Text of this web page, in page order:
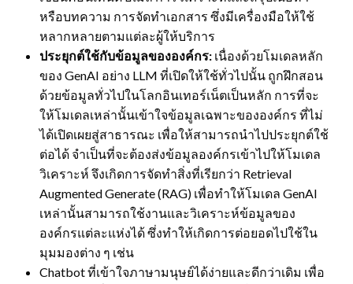
หรือบทความ การจัดทำเอกสาร ซึ่งมีเครื่องมือให้ใช้
หลากหลายตามแต่ละผู้ให้บริการ
ประยุกต์ใช้กับข้อมูลขององค์กร: เนื่องด้วยโมเดลหลัก
ของ GenAI อย่าง LLM ที่เปิดให้ใช้ทั่วไปนั้น ถูกฝึกสอน
ด้วยข้อมูลทั่วไปในโลกอินเทอร์เน็ตเป็นหลัก การที่จะ
ให้โมเดลเหล่านั้นเข้าใจข้อมูลเฉพาะขององค์กร ที่ไม่
ได้เปิดเผยสู่สาธารณะ เพื่อให้สามารถนำไปประยุกต์ใช้
ต่อได้ จำเป็นที่จะต้องส่งข้อมูลองค์กรเข้าไปให้โมเดล
วิเคราะห์ จึงเกิดการจัดทำสิ่งที่เรียกว่า Retrieval
Augmented Generate (RAG) เพื่อทำให้โมเดล GenAI
เหล่านั้นสามารถใช้งานและวิเคราะห์ข้อมูลของ
องค์กรแต่ละแห่งได้ ซึ่งทำให้เกิดการต่อยอดไปใช้ใน
มุมมองต่าง ๆ เช่น
Chatbot ที่เข้าใจภาษามนุษย์ได้ง่ายและดีกว่าเดิม เพื่อ